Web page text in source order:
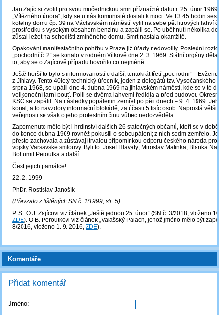
Jan Zajíc si zvolil pro svou mučednickou smrt příznačné datum: 25. únor
„Vítězného února“, kdy se u nás komunisté dostali k moci. Ve 13.45 hodin
kotelny domu čp. 39 na Václavském náměstí, vylil na sebe pět litrových lahví
prostředku s vysokým obsahem benzinu a zapálil se. Po uběhnutí několika
zůstal ležet na schodišti zmíněného domu. Smrt nastala okamžitě.
Opakování manifestačního pohřbu v Praze již úřady nedovolily. Poslední
„pochodní č. 2“ se konalo v rodném Vítkově dne 2. 3. 1969. Státní orgány
to, aby se o Zajícově případu hovořilo co nejméně.
Ještě horší to bylo s informovaností o další, tentokrát třetí „pochodni“ –
z Jihlavy. Tento 40letý technický úředník, jeden z delegátů tzv. Vysočanského
srpna 1968, se upálil dne 4. dubna 1969 na jihlavském náměstí, kde se v té
velikonoční jarní pouť. Polil se dvěma lahvemi ředidla a před budovou
KSČ se zapálil. Na následky popálenin zemřel po pěti dnech – 9. 4. 1969.
konal, a to navzdory informační blokádě, za účasti 5 tisíc osob. Naprostá
veřejnosti se však o jeho protestním činu vůbec nedozvěděla.
Zapomenuto mělo být i hrdinství dalších 26 statečných občanů, kteří se v
do konce dubna 1969 rovněž pokusili o sebeupálení; z nich sedm zemřelo.
přesto zachovala a zůstávají trvalou připomínkou odporu českého národa
vojsky Varšavské smlouvy. Byli to: Josef Hlavatý, Miroslav Malinka, Blanka
Bohumil Peroutka a další.
Čest jejich památce!
22. 2. 1999
PhDr. Rostislav Janošík
(Převzato z tištěných SN č. 1/1999, str. 5)
P. S.: O J. Zajícovi viz článek „Ještě jednou 25. únor“ (SN č. 3/2018, vloženo
ZDE). O B. Peroutkovi viz článek „Valašský Palach, jehož jméno mělo být
8/2016, vloženo 1. 9. 2016, ZDE).
Komentáře
Přidat komentář
Jméno: